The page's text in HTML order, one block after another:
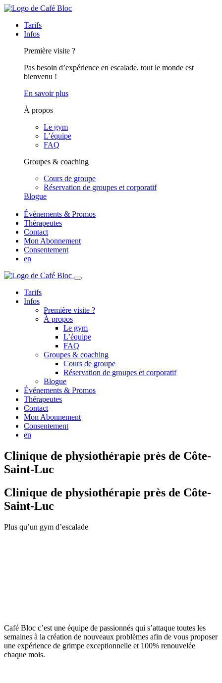
Tarifs
Infos
Première visite ?
Pas besoin d’expérience en escalade, tout le monde est
bienvenu !
En savoir plus
À propos
Le gym
L’équipe
FAQ
Groupes & coaching
Cours de groupe
Réservation de groupes et corporatif
Blogue
Événements & Promos
Thérapeutes
Contact
Mon Abonnement
Consentement
en
Tarifs
Infos
Première visite ?
À propos
Le gym
L’équipe
FAQ
Groupes & coaching
Cours de groupe
Réservation de groupes et corporatif
Blogue
Événements & Promos
Thérapeutes
Contact
Mon Abonnement
Consentement
en
Clinique de physiothérapie près de Côte-
Saint-Luc
Clinique de physiothérapie près de Côte-
Saint-Luc
Plus qu’un gym d’escalade
Café Bloc c’est une équipe de passionnés qui s’attaque toutes les
semaines à la création de nouveaux problèmes afin de vous proposer
une expérience de grimpe exceptionnelle et 100% renouvelée
chaque mois.